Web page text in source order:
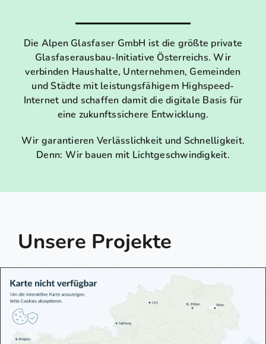
Karriere
Suche
nach:
Die Alpen Glasfaser GmbH ist die größte private
Glasfaserausbau-Initiative Österreichs. Wir
verbinden Haushalte, Unternehmen, Gemeinden
und Städte mit leistungsfähigem Highspeed-
Internet und schaffen damit die digitale Basis für
eine zukunftssichere Entwicklung.
Wir garantieren Verlässlichkeit und Schnelligkeit.
Denn: Wir bauen mit Lichtgeschwindigkeit.
Unsere Projekte